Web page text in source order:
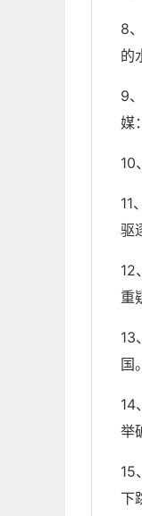
8
的
9
媒
10
11
驱
12
重
13
国
14
举
15
下